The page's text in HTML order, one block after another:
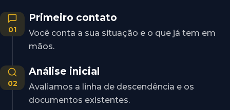
01
Primeiro contato
Você conta a sua situação e o que já tem em
mãos.
02
Análise inicial
Avaliamos a linha de descendência e os
documentos existentes.